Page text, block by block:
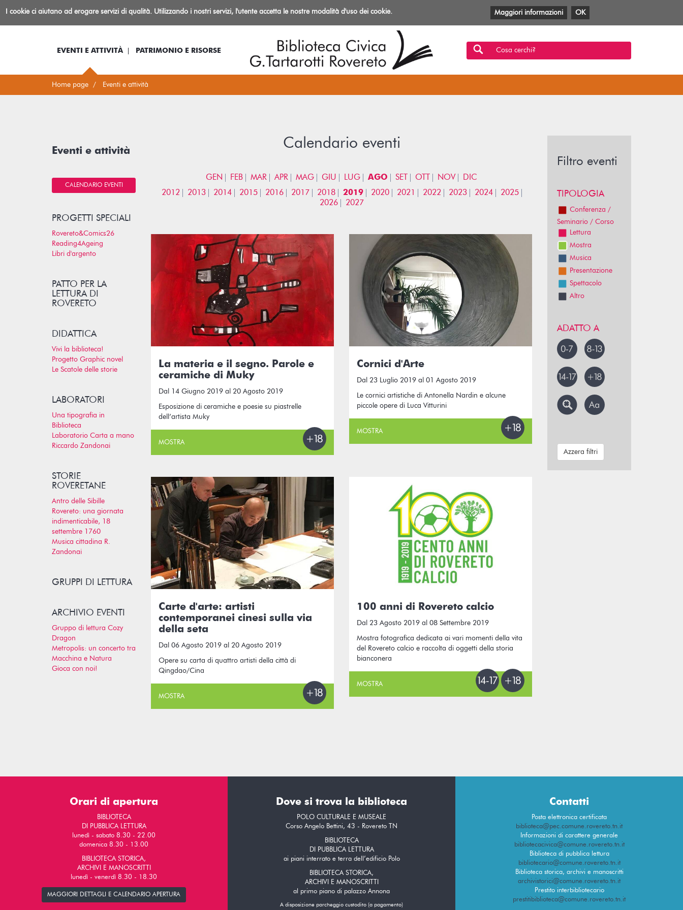
BibliotecaIo sono... Log-in Informazioni
Facebook
TwitterYouTube
Anobii
SBTMlol
EVENTI E ATTIVITÀ PATRIMONIO E RISORSE Cosa cerchi?
Home page Eventi e attività
Calendario eventi
GEN FEB MAR APR MAG GIU LUG AGO SET OTT NOV
DIC
2012
2013 2014 2015 2016 2017 2018 2019 2020 2021 2022 2023 2024
2025
2026
2027
La materia e il segno. Parole e
ceramiche di Muky
Dal 14 Giugno 2019 al 20 Agosto 2019
Esposizione di ceramiche e poesie su piastrelle
dell’artista Muky
MOSTRA
Cornici d'Arte
Dal 23 Luglio 2019 al 01 Agosto 2019
Le cornici artistiche di Antonella Nardin e alcune
piccole opere di Luca Vitturini
MOSTRA
Carte d'arte: artisti
contemporanei cinesi sulla via
della seta
Dal 06 Agosto 2019 al 20 Agosto 2019
Opere su carta di quattro artisti della città di
Qingdao/Cina
MOSTRA
100 anni di Rovereto calcio
Dal 23 Agosto 2019 al 08 Settembre 2019
Mostra fotografica dedicata ai vari momenti della vita
del Rovereto calcio e raccolta di oggetti della storia
bianconera
MOSTRA
Eventi e attività
CALENDARIO EVENTI
PROGETTI SPECIALI
Rovereto&Comics26
Reading4Ageing
Libri d'argento
PATTO PER LA
LETTURA DI
ROVERETO
DIDATTICA
Vivi la biblioteca!
Progetto Graphic novel
Le Scatole delle storie
LABORATORI
Una tipografia in
Biblioteca
Laboratorio Carta a mano
Riccardo Zandonai
STORIE
ROVERETANE
Antro delle Sibille
Rovereto: una giornata
indimenticabile, 18
settembre 1760
Musica cittadina R.
Zandonai
GRUPPI DI LETTURA
ARCHIVIO EVENTI
Gruppo di lettura Cozy
Dragon
Metropolis: un concerto tra
Macchina e Natura
Gioca con noi!
Filtro eventi
TIPOLOGIA
Conferenza /
Seminario / Corso
Lettura
Mostra
Musica
Presentazione
Spettacolo
Altro
ADATTO A
Azzera filtri
Orari di apertura
BIBLIOTECA
DI PUBBLICA LETTURA
lunedì - sabato 8.30 - 22.00
domenica 8.30 - 13.00
BIBLIOTECA STORICA,
ARCHIVI E MANOSCRITTI
lunedì - venerdì 8.30 - 18.30
MAGGIORI DETTAGLI E CALENDARIO APERTURA
Dove si trova la biblioteca
POLO CULTURALE E MUSEALE
Corso Angelo Bettini, 43 - Rovereto TN
BIBLIOTECA
DI PUBBLICA LETTURA
ai piani interrato e terra dell’edificio Polo
BIBLIOTECA STORICA,
ARCHIVI E MANOSCRITTI
al primo piano di palazzo Annona
A disposizione parcheggio custodito (a pagamento)
Contatti
Posta elettronica certificata
biblioteca@pec.comune.rovereto.tn.it
Informazioni di carattere generale
bibliotecacivica@comune.rovereto.tn.it
Biblioteca di pubblica lettura
bibliotecario@comune.rovereto.tn.it
Biblioteca storica, archivi e manoscritti
archivistorici@comune.rovereto.tn.it
Prestito interbibliotecario
prestitibiblioteca@comune.rovereto.tn.it
I cookie ci aiutano ad erogare servizi di qualità. Utilizzando i nostri servizi, l'utente accetta le nostre modalità d'uso dei cookie. Maggiori informazioni OK